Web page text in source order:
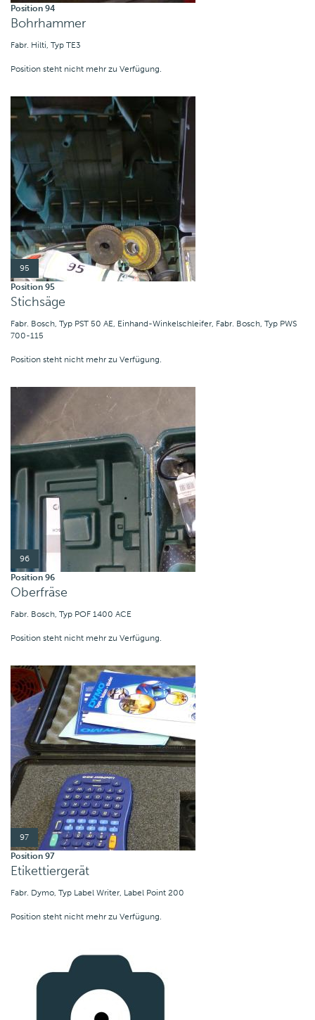
Position 94
Bohrhammer
Fabr. Hilti, Typ TE3
Position steht nicht mehr zu Verfügung.
95
Position 95
Stichsäge
Fabr. Bosch, Typ PST 50 AE, Einhand-Winkelschleifer, Fabr. Bosch, Typ PWS
700-115
Position steht nicht mehr zu Verfügung.
96
Position 96
Oberfräse
Fabr. Bosch, Typ POF 1400 ACE
Position steht nicht mehr zu Verfügung.
97
Position 97
Etikettiergerät
Fabr. Dymo, Typ Label Writer, Label Point 200
Position steht nicht mehr zu Verfügung.